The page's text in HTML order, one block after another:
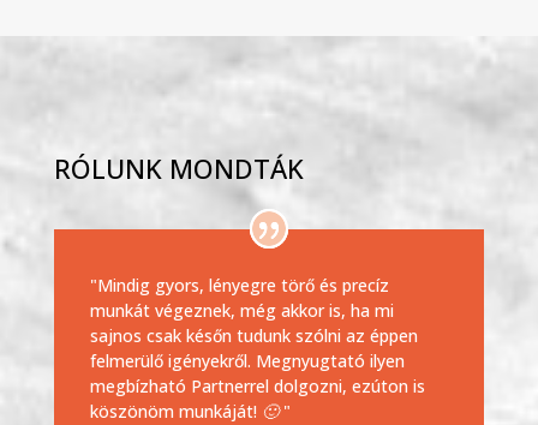
RÓLUNK MONDTÁK
"Mindig gyors, lényegre törő és precíz
munkát végeznek, még akkor is, ha mi
sajnos csak későn tudunk szólni az éppen
felmerülő igényekről. Megnyugtató ilyen
megbízható Partnerrel dolgozni, ezúton is
köszönöm munkáját! 🙂 "